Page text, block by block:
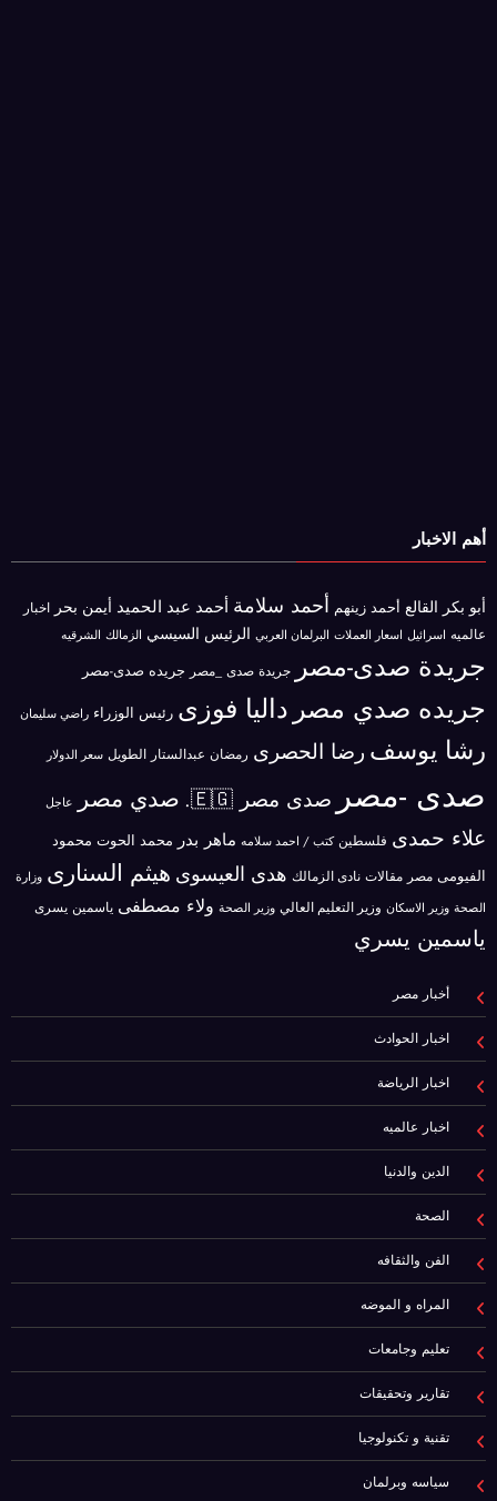
أهم الاخبار
أبو بكر القالع أحمد زينهم أحمد سلامة أحمد عبد الحميد أيمن بحر اخبار
عالميه اسرائيل اسعار العملات البرلمان العربي الرئيس السيسي الزمالك الشرقيه
جريدة صدى-مصر جريدة صدى _مصر جريده صدى-مصر
جريده صدي مصر داليا فوزى رئيس الوزراء راضي سليمان
رشا يوسف رضا الحصرى رمضان عبدالستار الطويل سعر الدولار
صدى -مصر صدى مصر 🇪🇬. صدي مصر عاجل
علاء حمدى فلسطين كتب / احمد سلامه ماهر بدر محمد الحوت محمود
الفيومى مصر مقالات نادى الزمالك هدى العيسوى هيثم السنارى وزارة
الصحة وزير الاسكان وزير التعليم العالي وزير الصحة ولاء مصطفى ياسمين يسرى
ياسمين يسري
أخبار مصر
اخبار الحوادث
اخبار الرياضة
اخبار عالميه
الدين والدنيا
الصحة
الفن والثقافه
المراه و الموضه
تعليم وجامعات
تقارير وتحقيقات
تقنية و تكنولوجيا
سياسه وبرلمان